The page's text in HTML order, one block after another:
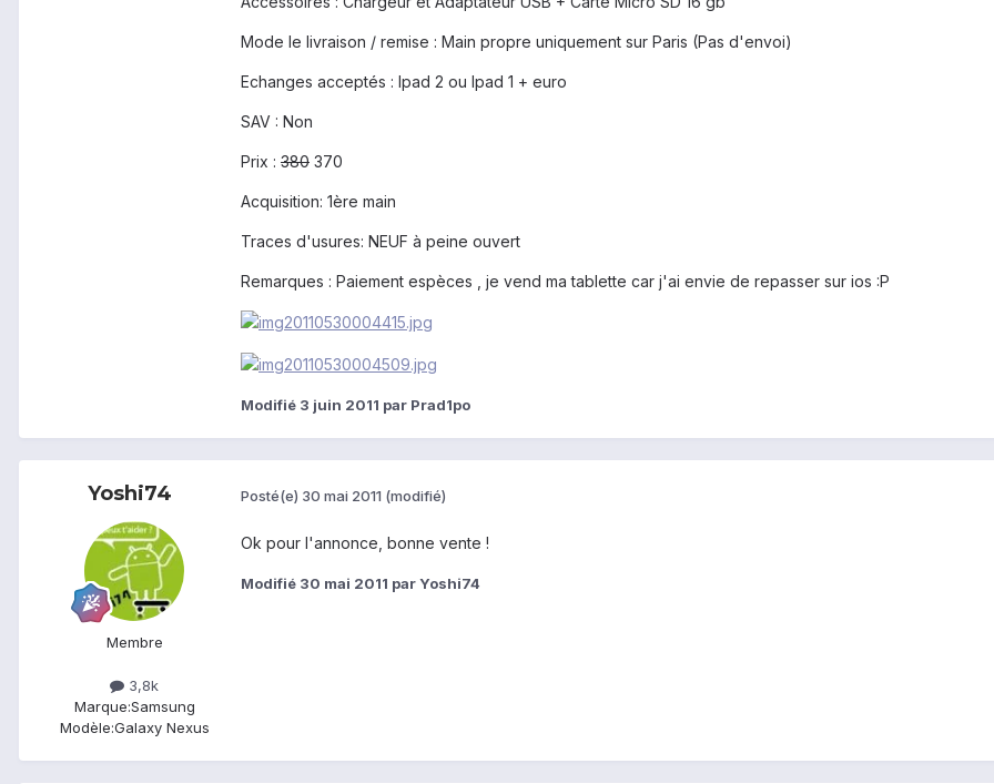
Mode le livraison / remise : Main propre uniquement sur Paris (Pas d'envoi)
Echanges acceptés : Ipad 2 ou Ipad 1 + euro
SAV : Non
Prix : 380 370
Acquisition: 1ère main
Traces d'usures: NEUF à peine ouvert
Remarques : Paiement espèces , je vend ma tablette car j'ai envie de repasser sur ios :P
Modifié 3 juin 2011 par Prad1po
Yoshi74
Membre
3,8k
Marque:Samsung
Modèle:Galaxy Nexus
Posté(e) 30 mai 2011 (modifié)
Ok pour l'annonce, bonne vente !
Modifié 30 mai 2011 par Yoshi74